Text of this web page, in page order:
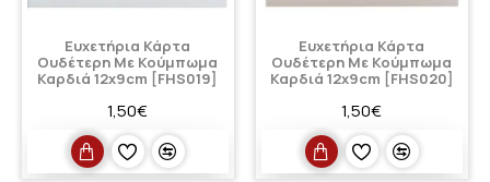
Ευχετήρια Κάρτα
Ουδέτερη Με Κούμπωμα
Καρδιά 12x9cm [FHS019]
1,50€
Ευχετήρια Κάρτα
Ουδέτερη Με Κούμπωμα
Καρδιά 12x9cm [FHS020]
1,50€